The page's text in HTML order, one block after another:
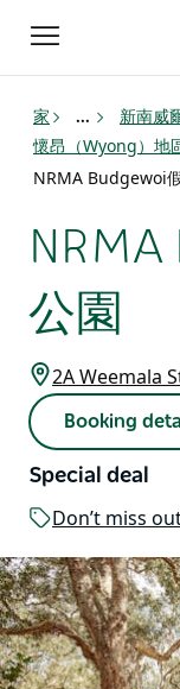
Toggle
navigation
家 ... 新南威
懷昂（Wyong）地
NRMA Budgewoi
公園
2A Weemala
Booking
Special deal
Don’t miss